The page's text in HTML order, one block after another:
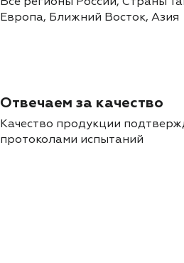
Европа, Ближний Восток, Азия
Отвечаем за качество
Качество продукции
протоколами испытаний